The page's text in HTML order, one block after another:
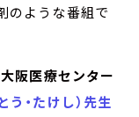
のような番組で
阪医療センター
う・たけし）先生